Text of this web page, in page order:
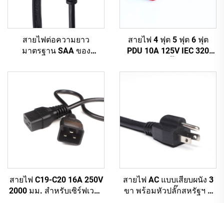
สายไฟต่อความยาว
มาตรฐาน SAA ของ
ตามสั่ง สำหรับอุปกรณ์
ในบ้าน ทำจากยางทนทาน
สายไฟ 4 ฟุต 5 ฟุต 6 ฟุต
PDU 10A 125V IEC 320
สีขาว (หรือตามสั่ง)
สายไฟ C19-C20 16A 250V
2000 มม. สำหรับเซิร์ฟเวอร์
สายไฟ AC แบบเสียบผนัง 3
ขา พร้อมหัวปลั๊กสหรัฐฯ 3